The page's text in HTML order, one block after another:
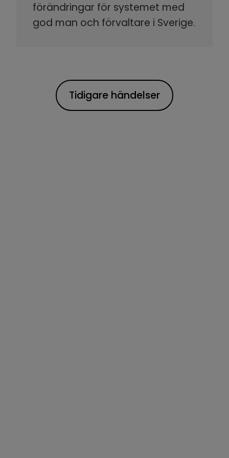
förändringar för systemet med
god man och förvaltare i Sverige.
Tidigare händelser